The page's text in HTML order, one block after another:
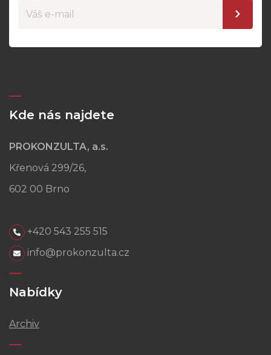
Kde nás najdete
PROKONZULTA, a.s.
Křenová 299/26,
602 00 Brno
+420 543 255 515
info@prokonzulta.cz
Nabídky
Archiv